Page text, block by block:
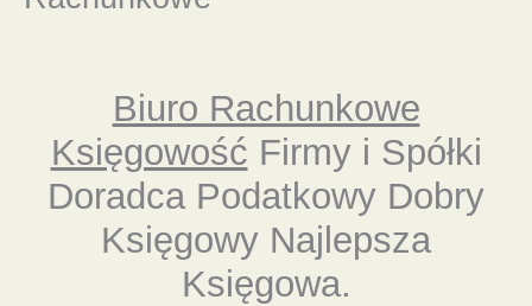
Biuro Rachunkowe
Księgowość Firmy i Spółki
Doradca Podatkowy Dobry
Księgowy Najlepsza
Księgowa.